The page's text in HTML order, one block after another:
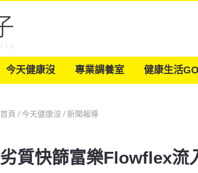
今天健康沒 專業調養室 健康生活GO
首頁 / 今天健康沒 /新聞報導
劣質快篩富樂Flowflex流